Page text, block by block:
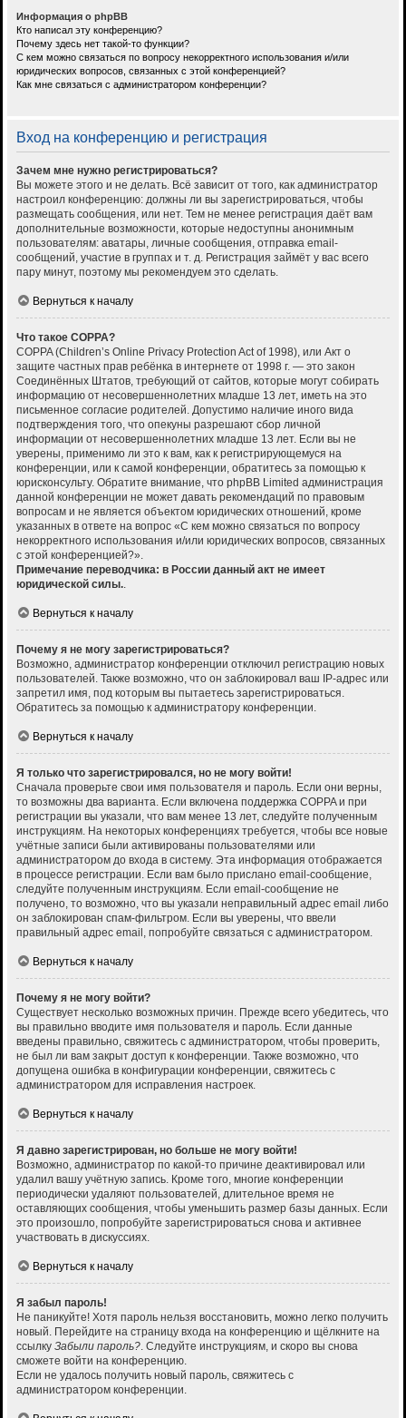
Информация о phpBB
Кто написал эту конференцию?
Почему здесь нет такой-то функции?
С кем можно связаться по вопросу некорректного использования и/или
юридических вопросов, связанных с этой конференцией?
Как мне связаться с администратором конференции?
Вход на конференцию и регистрация
Зачем мне нужно регистрироваться?
Вы можете этого и не делать. Всё зависит от того, как администратор
настроил конференцию: должны ли вы зарегистрироваться, чтобы
размещать сообщения, или нет. Тем не менее регистрация даёт вам
дополнительные возможности, которые недоступны анонимным
пользователям: аватары, личные сообщения, отправка email-
сообщений, участие в группах и т. д. Регистрация займёт у вас всего
пару минут, поэтому мы рекомендуем это сделать.
Вернуться к началу
Что такое COPPA?
COPPA (Children’s Online Privacy Protection Act of 1998), или Акт о
защите частных прав ребёнка в интернете от 1998 г. — это закон
Соединённых Штатов, требующий от сайтов, которые могут собирать
информацию от несовершеннолетних младше 13 лет, иметь на это
письменное согласие родителей. Допустимо наличие иного вида
подтверждения того, что опекуны разрешают сбор личной
информации от несовершеннолетних младше 13 лет. Если вы не
уверены, применимо ли это к вам, как к регистрирующемуся на
конференции, или к самой конференции, обратитесь за помощью к
юрисконсульту. Обратите внимание, что phpBB Limited администрация
данной конференции не может давать рекомендаций по правовым
вопросам и не является объектом юридических отношений, кроме
указанных в ответе на вопрос «С кем можно связаться по вопросу
некорректного использования и/или юридических вопросов, связанных
с этой конференцией?».
Примечание переводчика: в России данный акт не имеет
юридической силы..
Вернуться к началу
Почему я не могу зарегистрироваться?
Возможно, администратор конференции отключил регистрацию новых
пользователей. Также возможно, что он заблокировал ваш IP-адрес или
запретил имя, под которым вы пытаетесь зарегистрироваться.
Обратитесь за помощью к администратору конференции.
Вернуться к началу
Я только что зарегистрировался, но не могу войти!
Сначала проверьте свои имя пользователя и пароль. Если они верны,
то возможны два варианта. Если включена поддержка COPPA и при
регистрации вы указали, что вам менее 13 лет, следуйте полученным
инструкциям. На некоторых конференциях требуется, чтобы все новые
учётные записи были активированы пользователями или
администратором до входа в систему. Эта информация отображается
в процессе регистрации. Если вам было прислано email-сообщение,
следуйте полученным инструкциям. Если email-сообщение не
получено, то возможно, что вы указали неправильный адрес email либо
он заблокирован спам-фильтром. Если вы уверены, что ввели
правильный адрес email, попробуйте связаться с администратором.
Вернуться к началу
Почему я не могу войти?
Существует несколько возможных причин. Прежде всего убедитесь, что
вы правильно вводите имя пользователя и пароль. Если данные
введены правильно, свяжитесь с администратором, чтобы проверить,
не был ли вам закрыт доступ к конференции. Также возможно, что
допущена ошибка в конфигурации конференции, свяжитесь с
администратором для исправления настроек.
Вернуться к началу
Я давно зарегистрирован, но больше не могу войти!
Возможно, администратор по какой-то причине деактивировал или
удалил вашу учётную запись. Кроме того, многие конференции
периодически удаляют пользователей, длительное время не
оставляющих сообщения, чтобы уменьшить размер базы данных. Если
это произошло, попробуйте зарегистрироваться снова и активнее
участвовать в дискуссиях.
Вернуться к началу
Я забыл пароль!
Не паникуйте! Хотя пароль нельзя восстановить, можно легко получить
новый. Перейдите на страницу входа на конференцию и щёлкните на
ссылку Забыли пароль?. Следуйте инструкциям, и скоро вы снова
сможете войти на конференцию.
Если не удалось получить новый пароль, свяжитесь с
администратором конференции.